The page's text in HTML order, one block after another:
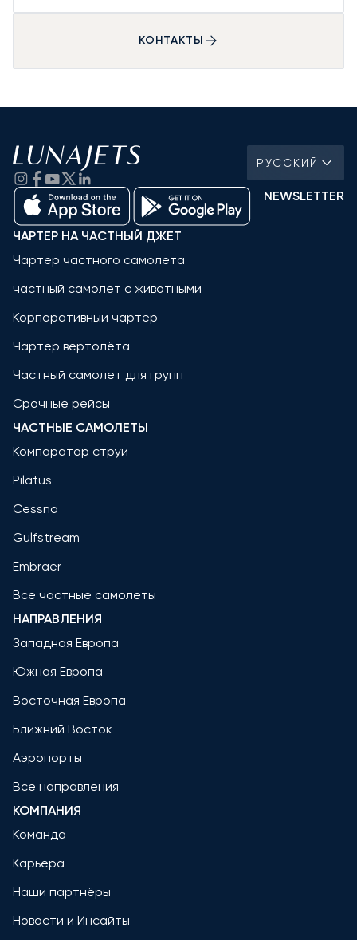
КОНТАКТЫ
РУССКИЙ
NEWSLETTER
ЧАРТЕР НА ЧАСТНЫЙ ДЖЕТ
Чартер частного самолета
частный самолет с животными
Корпоративный чартер
Чартер вертолёта
Частный самолет для групп
Срочные рейсы
ЧАСТНЫЕ САМОЛЕТЫ
Компаратор струй
Pilatus
Cessna
Gulfstream
Embraer
Все частные самолеты
НАПРАВЛЕНИЯ
Западная Европа
Южная Европа
Восточная Европа
Ближний Восток
Аэропорты
Все направления
КОМПАНИЯ
Команда
Карьера
Наши партнёры
Новости и Инсайты